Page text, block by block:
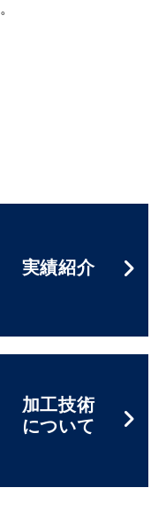
実績紹介
加工技術
について